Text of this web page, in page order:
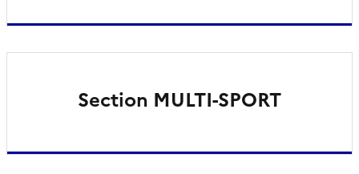
Section MULTI-SPORT